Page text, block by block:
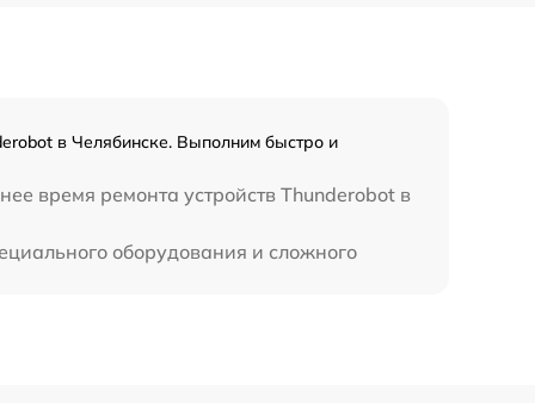
620 р
990 р
в Челябинске. Выполним быстро и
время ремонта устройств Thunderobot в
оборудования и сложного